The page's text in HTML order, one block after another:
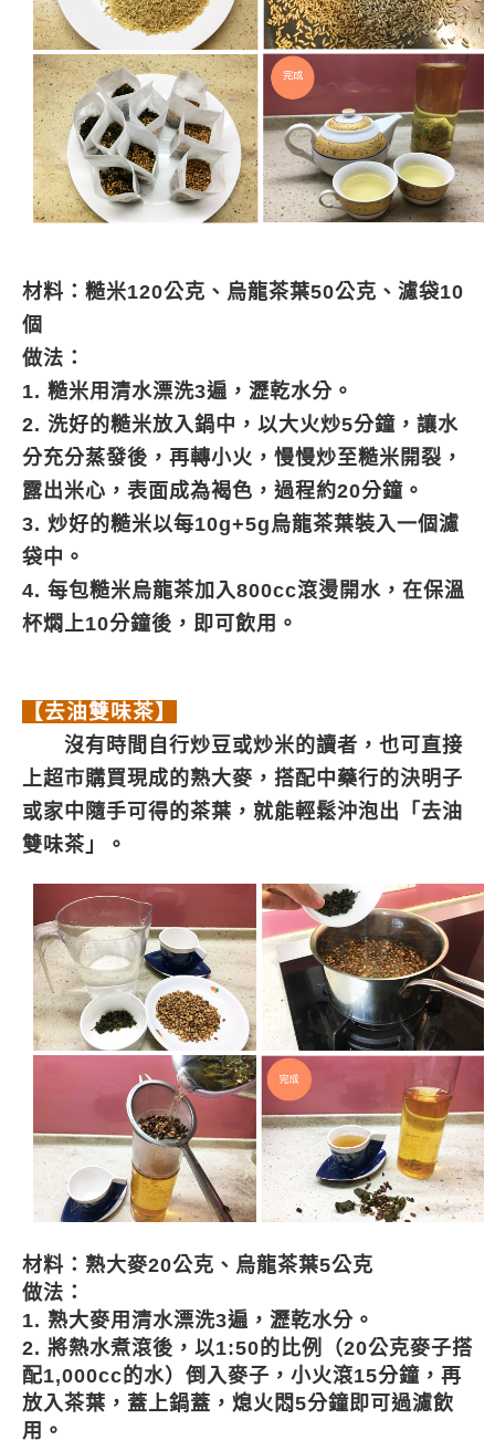
材料： 糙米120公克、烏龍茶葉50公克、濾袋10
個
做法：
1. 糙米用清水漂洗3遍，瀝乾水分。
2. 洗好的糙米放入鍋中，以大火炒5分鐘，讓水
分充分蒸發後，再轉小火，慢慢炒至糙米開裂，
露出米心，表面成為褐色，過程約20分鐘。
3. 炒好的糙米以每10g+5g烏龍茶葉裝入一個濾
袋中。
4. 每包糙米烏龍茶加入800cc滾燙開水，在保溫
杯燜上10分鐘後，即可飲用。
【去油雙味茶】
沒有時間自行炒豆或炒米的讀者，也可直接
上超市購買現成的熟大麥，搭配中藥行的決明子
或家中隨手可得的茶葉，就能輕鬆沖泡出「去油
雙味茶」。
材料： 熟大麥20公克、烏龍茶葉5公克
做法：
1. 熟大麥用清水漂洗3遍，瀝乾水分。
2. 將熱水煮滾後，以1:50的比例（20公克麥子搭
配1,000cc的水）倒入麥子，小火滾15分鐘，再
放入茶葉，蓋上鍋蓋，熄火悶5分鐘即可過濾飲
用。